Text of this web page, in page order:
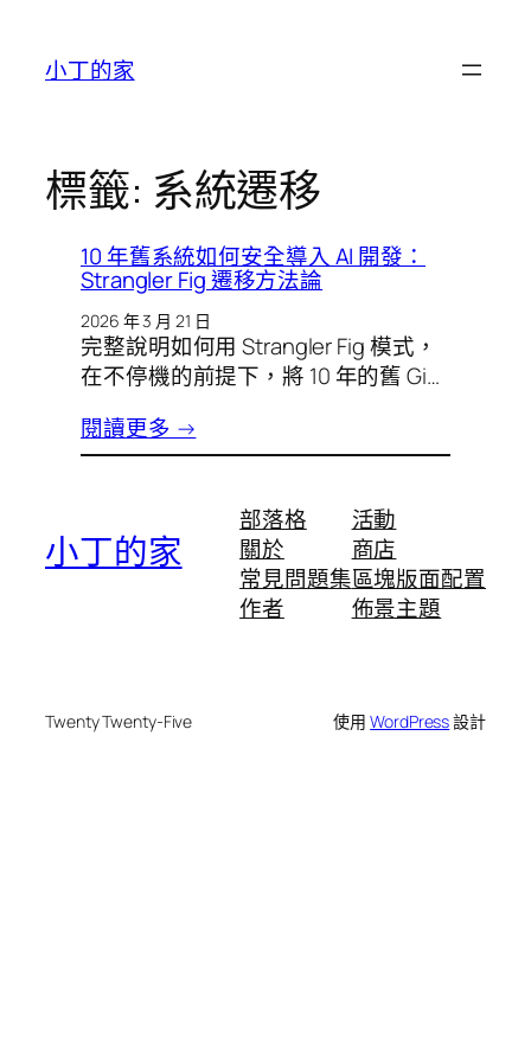
小丁的家
標籤: 系統遷移
10 年舊系統如何安全導入 AI 開發：
Strangler Fig 遷移方法論
2026 年 3 月 21 日
完整說明如何用 Strangler Fig 模式，
在不停機的前提下，將 10 年的舊 Gi…
閱讀更多 →
小丁的家
部落格
關於
常見問題集
作者
活動
商店
區塊版面配置
佈景主題
Twenty Twenty-Five 使用WordPress設計